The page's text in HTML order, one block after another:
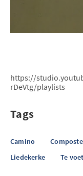
https://
rDeVtg/playlists
Tags
Camino
Liedekerke
Te